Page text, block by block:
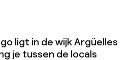
ligt in de wijk Argüelles
je tussen de locals